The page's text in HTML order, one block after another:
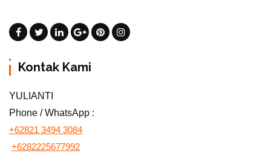
Kontak Kami
YULIANTI
Phone / WhatsApp :
+62821 3494 3084
+6282225677992